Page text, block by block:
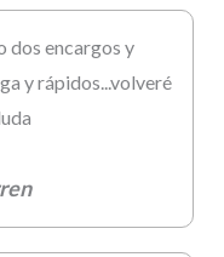
dos encargos y
y rápidos...volveré